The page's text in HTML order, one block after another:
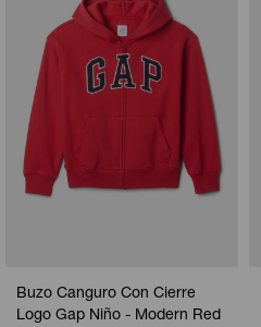
Buzo Canguro Con Cierre
Logo Gap Niño - Modern Red